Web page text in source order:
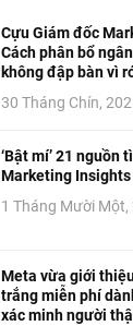
Cựu Giám đốc
Cách phân bổ
không đập bàn vì
30 Tháng Chín,
‘Bật mí’ 21 nguồn
Marketing Insights
1 Tháng Mười Một,
Meta vừa giới
trắng miễn phí
xác minh người